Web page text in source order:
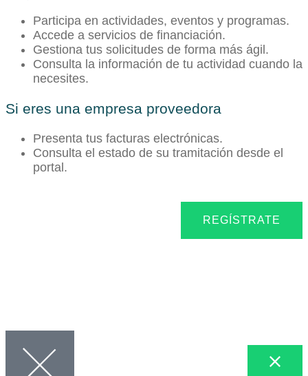
Participa en actividades, eventos y programas.
Accede a servicios de financiación.
Gestiona tus solicitudes de forma más ágil.
Consulta la información de tu actividad cuando la
necesites.
Si eres una empresa proveedora
Presenta tus facturas electrónicas.
Consulta el estado de su tramitación desde el
portal.
REGÍSTRATE